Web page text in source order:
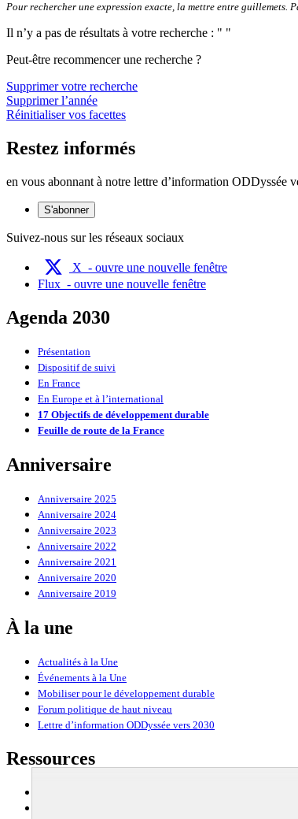
Pour rechercher une expression exacte, la mettre entre guillemets.
Il n’y a pas de résultats à votre recherche : " "
Peut-être recommencer une recherche ?
Supprimer votre recherche
Supprimer l’année
Réinitialiser vos facettes
Restez informés
en vous abonnant à notre lettre d’information ODDyssée
S'abonner
Suivez-nous sur les réseaux sociaux
X - ouvre une nouvelle fenêtre
Flux - ouvre une nouvelle fenêtre
Agenda 2030
Présentation
Dispositif de suivi
En France
En Europe et à l’international
17 Objectifs de développement durable
Feuille de route de la France
Anniversaire
Anniversaire 2025
Anniversaire 2024
Anniversaire 2023
Anniversaire 2022
Anniversaire 2021
Anniversaire 2020
Anniversaire 2019
À la une
Actualités à la Une
Événements à la Une
Mobiliser pour le développement durable
Forum politique de haut niveau
Lettre d’information ODDyssée vers 2030
Ressources